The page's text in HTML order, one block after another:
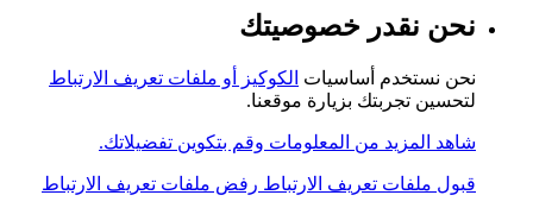
نحن نقدر خصوصيتك
نحن نستخدم أساسيات الكوكيز أو ملفات تعريف الارتباط
لتحسين تجربتك بزيارة موقعنا.
شاهد المزيد من المعلومات وقم بتكوين تفضيلاتك.
قبول ملفات تعريف الارتباط رفض ملفات تعريف الارتباط